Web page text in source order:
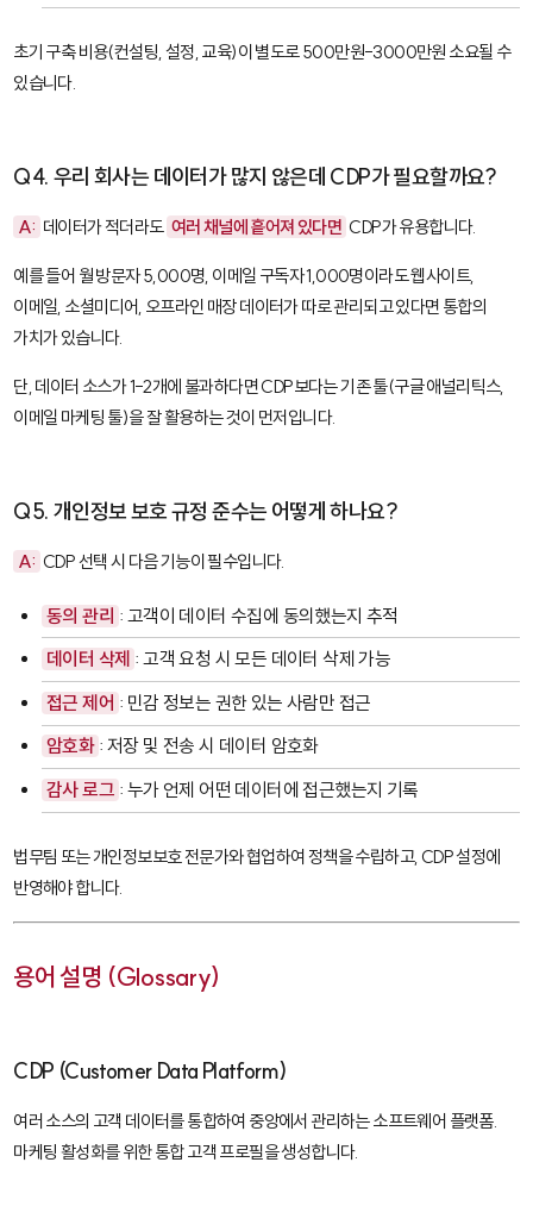
초기 구축 비용(컨설팅, 설정, 교육)이 별도로 500만원-3000만원 소요될 수
있습니다.
Q4. 우리 회사는 데이터가 많지 않은데 CDP가 필요할까요?
A: 데이터가 적더라도 여러 채널에 흩어져 있다면 CDP가 유용합니다.
예를 들어 월 방문자 5,000명, 이메일 구독자 1,000명이라도 웹사이트,
이메일, 소셜미디어, 오프라인 매장 데이터가 따로 관리되고 있다면 통합의
가치가 있습니다.
단, 데이터 소스가 1-2개에 불과하다면 CDP보다는 기존 툴(구글 애널리틱스,
이메일 마케팅 툴)을 잘 활용하는 것이 먼저입니다.
Q5. 개인정보 보호 규정 준수는 어떻게 하나요?
A: CDP 선택 시 다음 기능이 필수입니다.
동의 관리 : 고객이 데이터 수집에 동의했는지 추적
데이터 삭제 : 고객 요청 시 모든 데이터 삭제 가능
접근 제어 : 민감 정보는 권한 있는 사람만 접근
암호화 : 저장 및 전송 시 데이터 암호화
감사 로그 : 누가 언제 어떤 데이터에 접근했는지 기록
법무팀 또는 개인정보보호 전문가와 협업하여 정책을 수립하고, CDP 설정에
반영해야 합니다.
용어 설명 (Glossary)
CDP (Customer Data Platform)
여러 소스의 고객 데이터를 통합하여 중앙에서 관리하는 소프트웨어 플랫폼.
마케팅 활성화를 위한 통합 고객 프로필을 생성합니다.